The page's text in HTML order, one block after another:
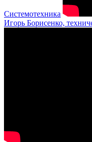
Системотехника
Игорь Борисенко,